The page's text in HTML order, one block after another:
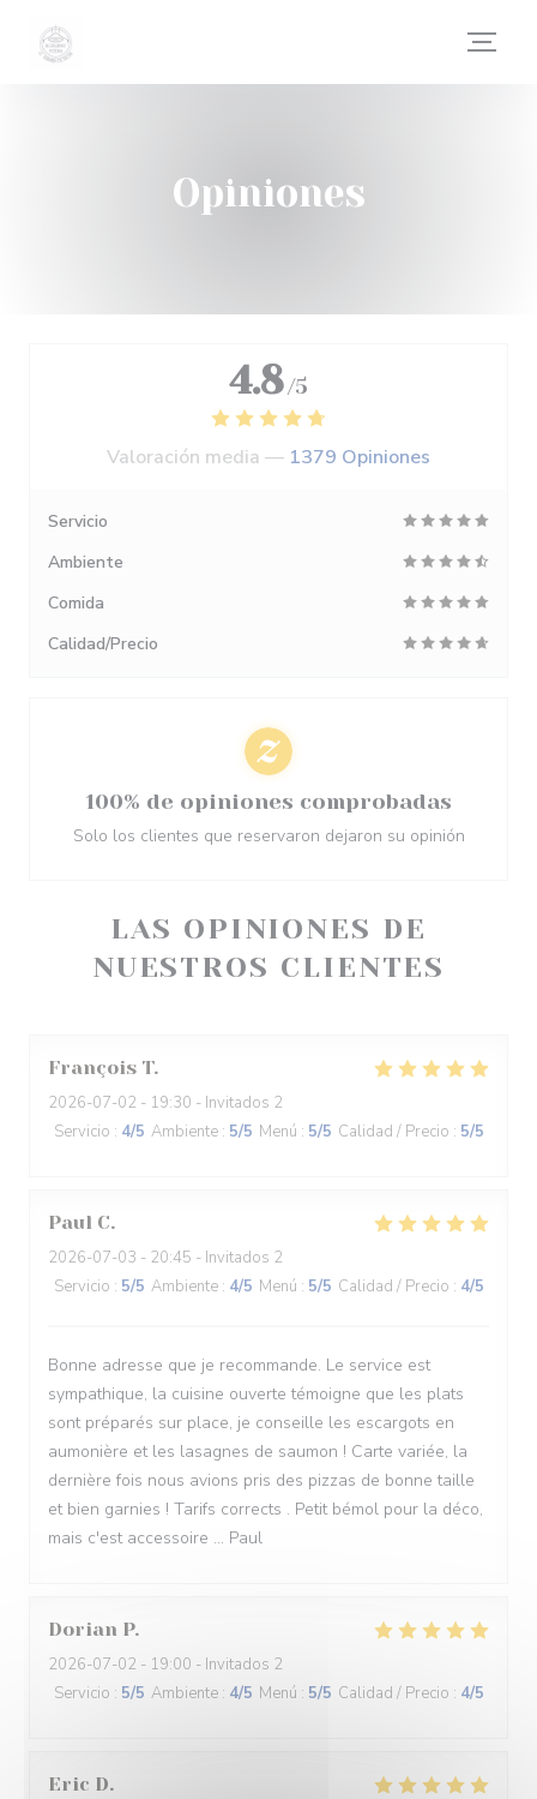
Opiniones
LAS OPINIONES DE
NUESTROS CLIENTES
François T
2026-07-02 - 19:30 - Invitados 2
Servicio : 4/5 Ambiente : 5/5 Menú : 5/5 Calidad / Precio : 5/5
Paul C
2026-07-03 - 20:45 - Invitados 2
Servicio : 5/5 Ambiente : 4/5 Menú : 5/5 Calidad / Precio : 4/5
Bonne adresse que je recommande. Le service est
sympathique, la cuisine ouverte témoigne que les plats
sont préparés sur place, je conseille les escargots en
aumonière et les lasagnes de saumon ! Carte variée, la
dernière fois nous avions pris des pizzas de bonne taille
et bien garnies ! Tarifs corrects . Petit bémol pour la déco,
mais c'est accessoire ... Paul
Dorian P
2026-07-02 - 19:00 - Invitados 2
Servicio : 5/5 Ambiente : 4/5 Menú : 5/5 Calidad / Precio : 4/5
Eric D
4.8 /5
Valoración media — 1379 Opiniones
Servicio
Ambiente
Comida
Calidad/Precio
100% de opiniones comprobadas
Solo los clientes que reservaron dejaron su opinión